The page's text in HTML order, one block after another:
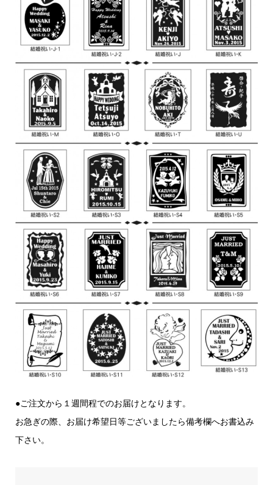
●ご注文から１週間程でのお届けとなります。
お急ぎの際、お届け希望日等ございましたら備考欄へお書込み
下さい。